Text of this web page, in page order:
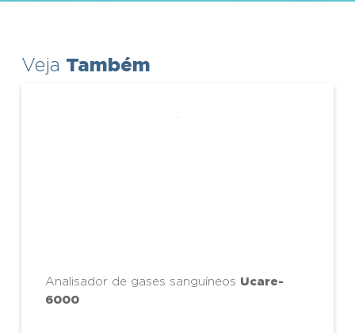
Veja Também
Analisador de gases sanguíneos Ucare-
6000